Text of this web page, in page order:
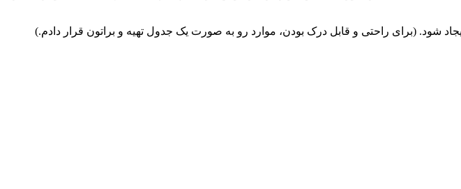
شود. (برای راحتی و قابل درک بودن، موارد رو به صورت یک جدول تهیه و براتون قرار دادم.)